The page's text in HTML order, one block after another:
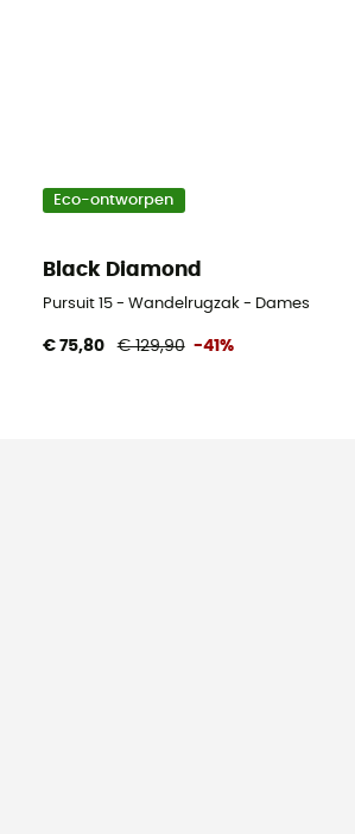
Eco-ontworpen
Black Diamond
Pursuit 15 - Wandelrugzak - Dames
€ 75,80 € 129,90 -41%